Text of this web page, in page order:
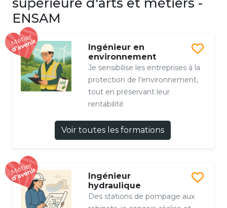
supérieure d'arts et métiers -
ENSAM
Ingénieur en
environnement
Je sensibilise les entreprises à la
protection de l’environnement,
tout en préservant leur
rentabilité
Voir toutes les formations
Ingénieur
hydraulique
Des stations de pompage aux